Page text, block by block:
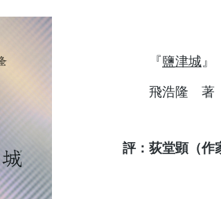
『鹽津城 』
飛浩隆 著
評：荻堂顕（作